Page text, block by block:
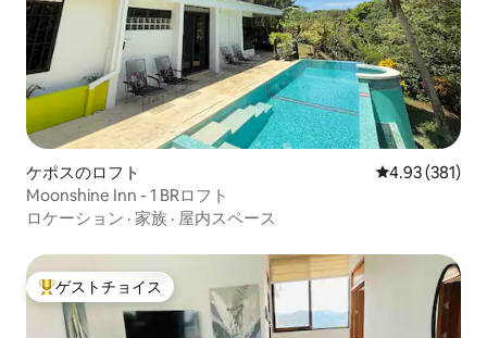
ケポスのロフト レビュー381
4.93 (381)
Moonshine Inn - 1 BRロフト
ロケーション · 家族 · 屋内スペース
大好評のゲストチョイスです。
ゲストチョイス